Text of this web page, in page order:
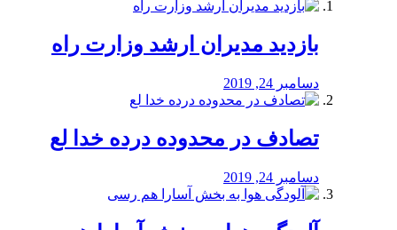
بازدید مدیران ارشد وزارت راه
دسامبر 24, 2019
تصادف در محدوده درده خدا لع
دسامبر 24, 2019